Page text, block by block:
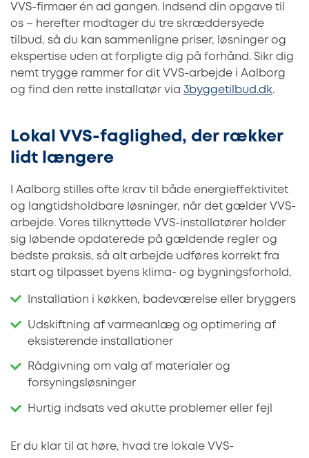
VVS-firmaer én ad gangen. Indsend din opgave til
os – herefter modtager du tre skræddersyede
tilbud, så du kan sammenligne priser, løsninger og
ekspertise uden at forpligte dig på forhånd. Sikr dig
nemt trygge rammer for dit VVS-arbejde i Aalborg
og find den rette installatør via 3byggetilbud.dk.
Lokal VVS-faglighed, der rækker
lidt længere
I Aalborg stilles ofte krav til både energieffektivitet
og langtidsholdbare løsninger, når det gælder VVS-
arbejde. Vores tilknyttede VVS-installatører holder
sig løbende opdaterede på gældende regler og
bedste praksis, så alt arbejde udføres korrekt fra
start og tilpasset byens klima- og bygningsforhold.
Installation i køkken, badeværelse eller bryggers
Udskiftning af varmeanlæg og optimering af
eksisterende installationer
Rådgivning om valg af materialer og
forsyningsløsninger
Hurtig indsats ved akutte problemer eller fejl
Er du klar til at høre, hvad tre lokale VVS-